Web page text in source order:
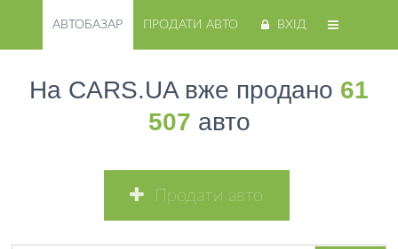
АВТОБАЗАР ПРОДАТИ АВТО ВХІД
На CARS.UA вже продано 61
507 авто
Продати авто